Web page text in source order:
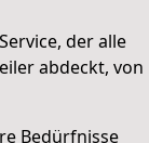
der alle
abdeckt, von
Bedürfnisse